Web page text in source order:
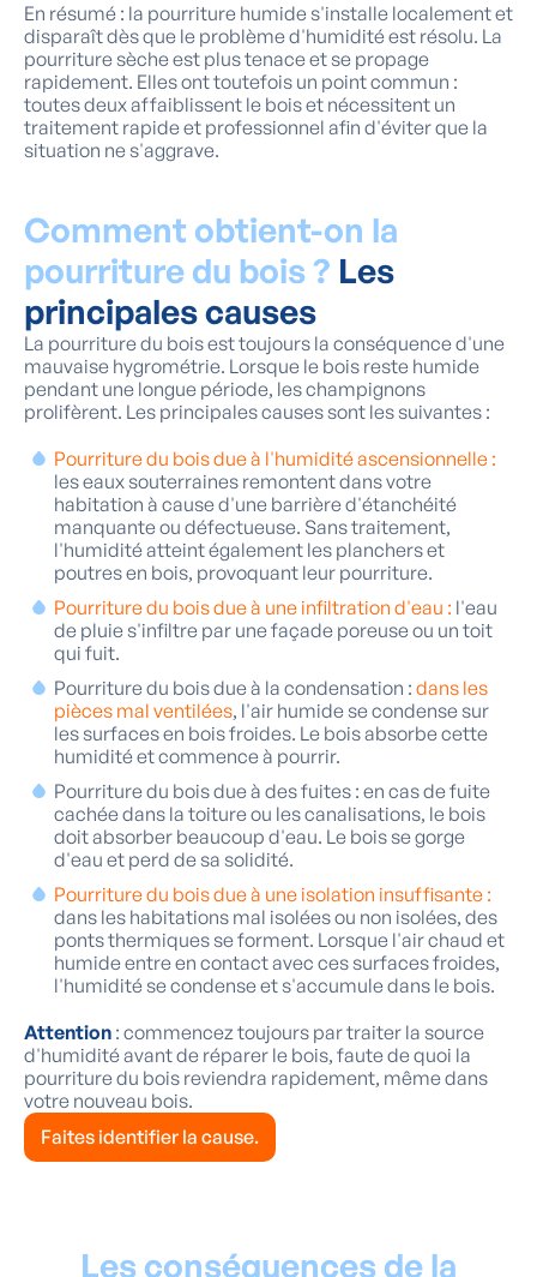
En résumé : la pourriture humide s'installe localement et
disparaît dès que le problème d'humidité est résolu. La
pourriture sèche est plus tenace et se propage
rapidement. Elles ont toutefois un point commun :
toutes deux affaiblissent le bois et nécessitent un
traitement rapide et professionnel afin d'éviter que la
situation ne s'aggrave.
Comment obtient-on la
pourriture du bois ? Les
principales causes
La pourriture du bois est toujours la conséquence d'une
mauvaise hygrométrie. Lorsque le bois reste humide
pendant une longue période, les champignons
prolifèrent. Les principales causes sont les suivantes :
Pourriture du bois due à l'humidité ascensionnelle :
les eaux souterraines remontent dans votre
habitation à cause d'une barrière d'étanchéité
manquante ou défectueuse. Sans traitement,
l'humidité atteint également les planchers et
poutres en bois, provoquant leur pourriture.
Pourriture du bois due à une infiltration d'eau : l'eau
de pluie s'infiltre par une façade poreuse ou un toit
qui fuit.
Pourriture du bois due à la condensation : dans les
pièces mal ventilées, l'air humide se condense sur
les surfaces en bois froides. Le bois absorbe cette
humidité et commence à pourrir.
Pourriture du bois due à des fuites : en cas de fuite
cachée dans la toiture ou les canalisations, le bois
doit absorber beaucoup d'eau. Le bois se gorge
d'eau et perd de sa solidité.
Pourriture du bois due à une isolation insuffisante :
dans les habitations mal isolées ou non isolées, des
ponts thermiques se forment. Lorsque l'air chaud et
humide entre en contact avec ces surfaces froides,
l'humidité se condense et s'accumule dans le bois.
Attention : commencez toujours par traiter la source
d'humidité avant de réparer le bois, faute de quoi la
pourriture du bois reviendra rapidement, même dans
votre nouveau bois.
Faites identifier la cause.
Les conséquences de la